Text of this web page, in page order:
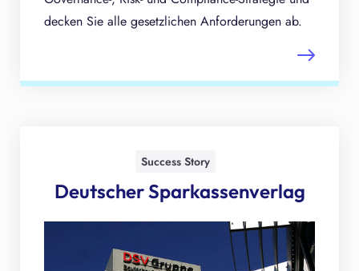
decken Sie alle gesetzlichen Anforderungen ab.
Success Story
Deutscher Sparkassenverlag